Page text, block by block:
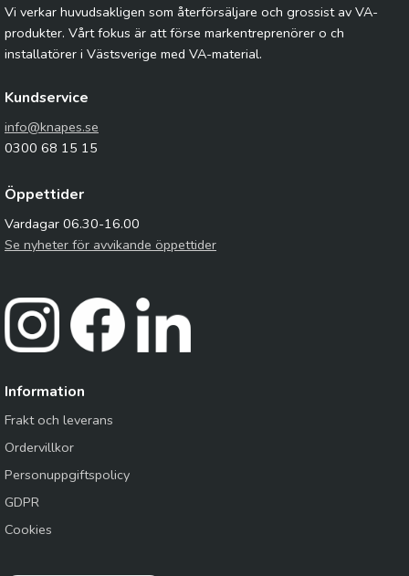
Vi verkar huvudsakligen som återförsäljare och grossist av VA-
produkter. Vårt fokus är att förse markentreprenörer o ch
installatörer i Västsverige med VA-material.
Kundservice
info@knapes.se
0300 68 15 15
Öppettider
Vardagar 06.30-16.00
Se nyheter för avvikande öppettider
Information
Frakt och leverans
Ordervillkor
Personuppgiftspolicy
GDPR
Cookies